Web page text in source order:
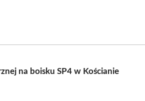
na boisku SP4 w Kościanie